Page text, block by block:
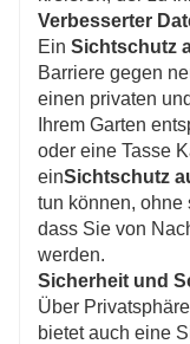
Verbesserter
Ein Sichtschutz
Barriere gegen
einen privaten
Ihrem Garten
oder eine Tasse
einSichtschutz
tun können, ohne
dass Sie von
werden.
Sicherheit und
Über
bietet auch eine